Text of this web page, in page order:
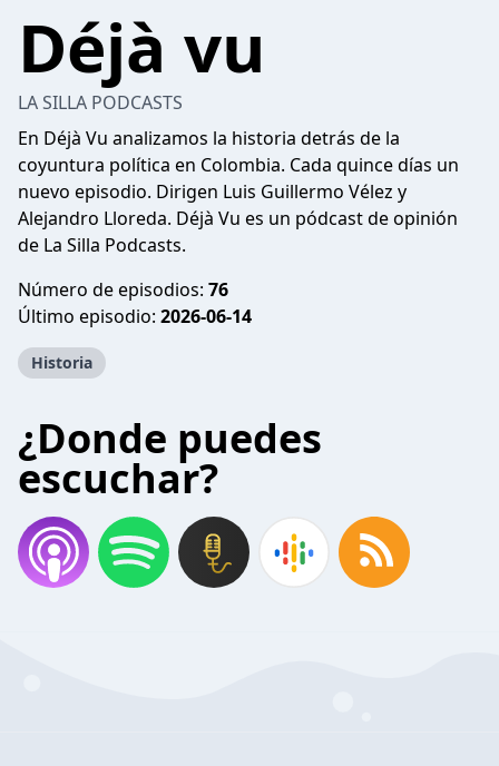
Déjà vu
LA SILLA PODCASTS
En Déjà Vu analizamos la historia detrás de la
coyuntura política en Colombia. Cada quince días un
nuevo episodio. Dirigen Luis Guillermo Vélez y
Alejandro Lloreda. Déjà Vu es un pódcast de opinión
de La Silla Podcasts.
Número de episodios: 76
Último episodio: 2026-06-14
Historia
¿Donde puedes
escuchar?